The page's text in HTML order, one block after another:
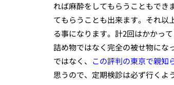
れば麻酔をしてもらうこともでき
てもらうことも出来ます。それ以
る事になります。計2回はかかっ
詰め物ではなく完全の被せ物にな
ではなく、 この評判の東京で親知
思うので、定期検診は必ず行くよ